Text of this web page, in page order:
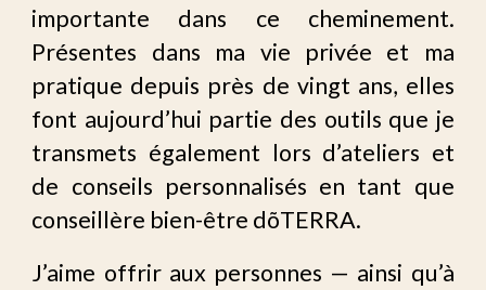
importante dans ce cheminement.
Présentes dans ma vie privée et ma
pratique depuis près de vingt ans, elles
font aujourd’hui partie des outils que je
transmets également lors d’ateliers et
de conseils personnalisés en tant que
conseillère bien-être dõTERRA.
J’aime offrir aux personnes — ainsi qu’à